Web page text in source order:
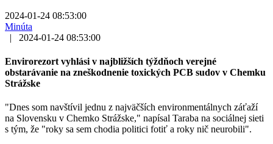
2024-01-24 08:53:00
Minúta
|
2024-01-24 08:53:00
Envirorezort vyhlási v najbližších týždňoch verejné
obstarávanie na zneškodnenie toxických PCB sudov v Chemku
Strážske
"Dnes som navštívil jednu z najväčších environmentálnych záťaží
na Slovensku v Chemko Strážske," napísal Taraba na sociálnej sieti
s tým, že "roky sa sem chodia politici fotiť a roky nič neurobili".